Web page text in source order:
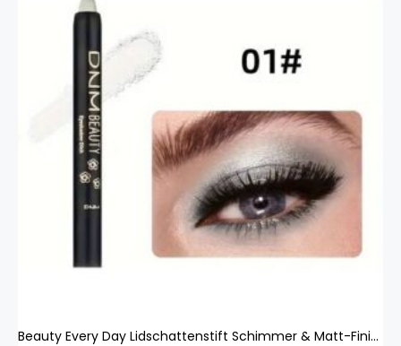
Beauty Every Day Lidschattenstift Schimmer & Matt-Finish Wasserfest Langanhaltender Highlighter-Stick Twist-Up Creme Lidschatten Crayon Augenaufheller 1#